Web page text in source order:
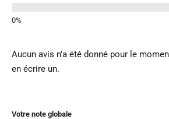
Aucun avis n’a été donné pour le
en écrire un.
Votre note globale